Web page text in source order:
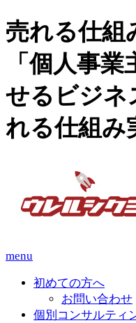
売れる仕
「個人事
せるビジネ
れる仕組み
menu
初めての方へ
お問い合わせ
個別コンサルティ